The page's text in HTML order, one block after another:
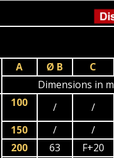
A Ø B C
Dimensions in
100 / /
150
/ /
200
63 F+20